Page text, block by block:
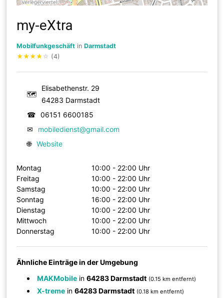
my-eXtra
Mobilfunkgeschäft inDarmstadt
★★★★ ☆ (4)
🗺
Elisabethenstr. 29
64283 Darmstadt
☎
06151 6600185
✉
mobiledienst@gmail.com
🌐 Website
Montag
10:00 - 22:00 Uhr
Freitag
10:00 - 22:00 Uhr
Samstag
10:00 - 22:00 Uhr
Sonntag
16:00 - 22:00 Uhr
Dienstag
10:00 - 22:00 Uhr
Mittwoch
10:00 - 22:00 Uhr
Donnerstag
10:00 - 22:00 Uhr
Ähnliche Einträge in der Umgebung
MAKMobile in64283 Darmstadt (0.15 km entfernt)
X-treme in64283 Darmstadt (0.18 km entfernt)